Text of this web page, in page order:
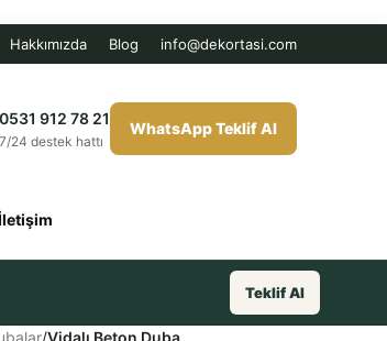
Hakkımızda Blog info@dekortasi.com
0531 912 78 21
7/24 destek hattı
WhatsApp Teklif Al
Teklif Al
/Vidalı Beton Duba